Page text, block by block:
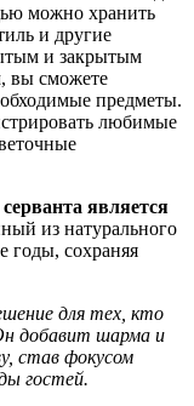
можно хранить
и другие
и закрытым
вы сможете
предметы.
любимые
является
из натурального
годы, сохраняя
для тех, кто
добавит шарма и
став фокусом
гостей.